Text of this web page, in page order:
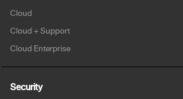
Cloud
Cloud + Support
Cloud Enterprise
Security